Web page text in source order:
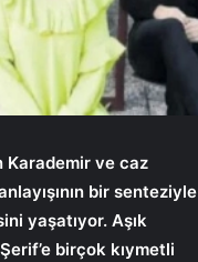
Karademir ve caz
bir senteziyle
yaşatıyor. Aşık
birçok kıymetli